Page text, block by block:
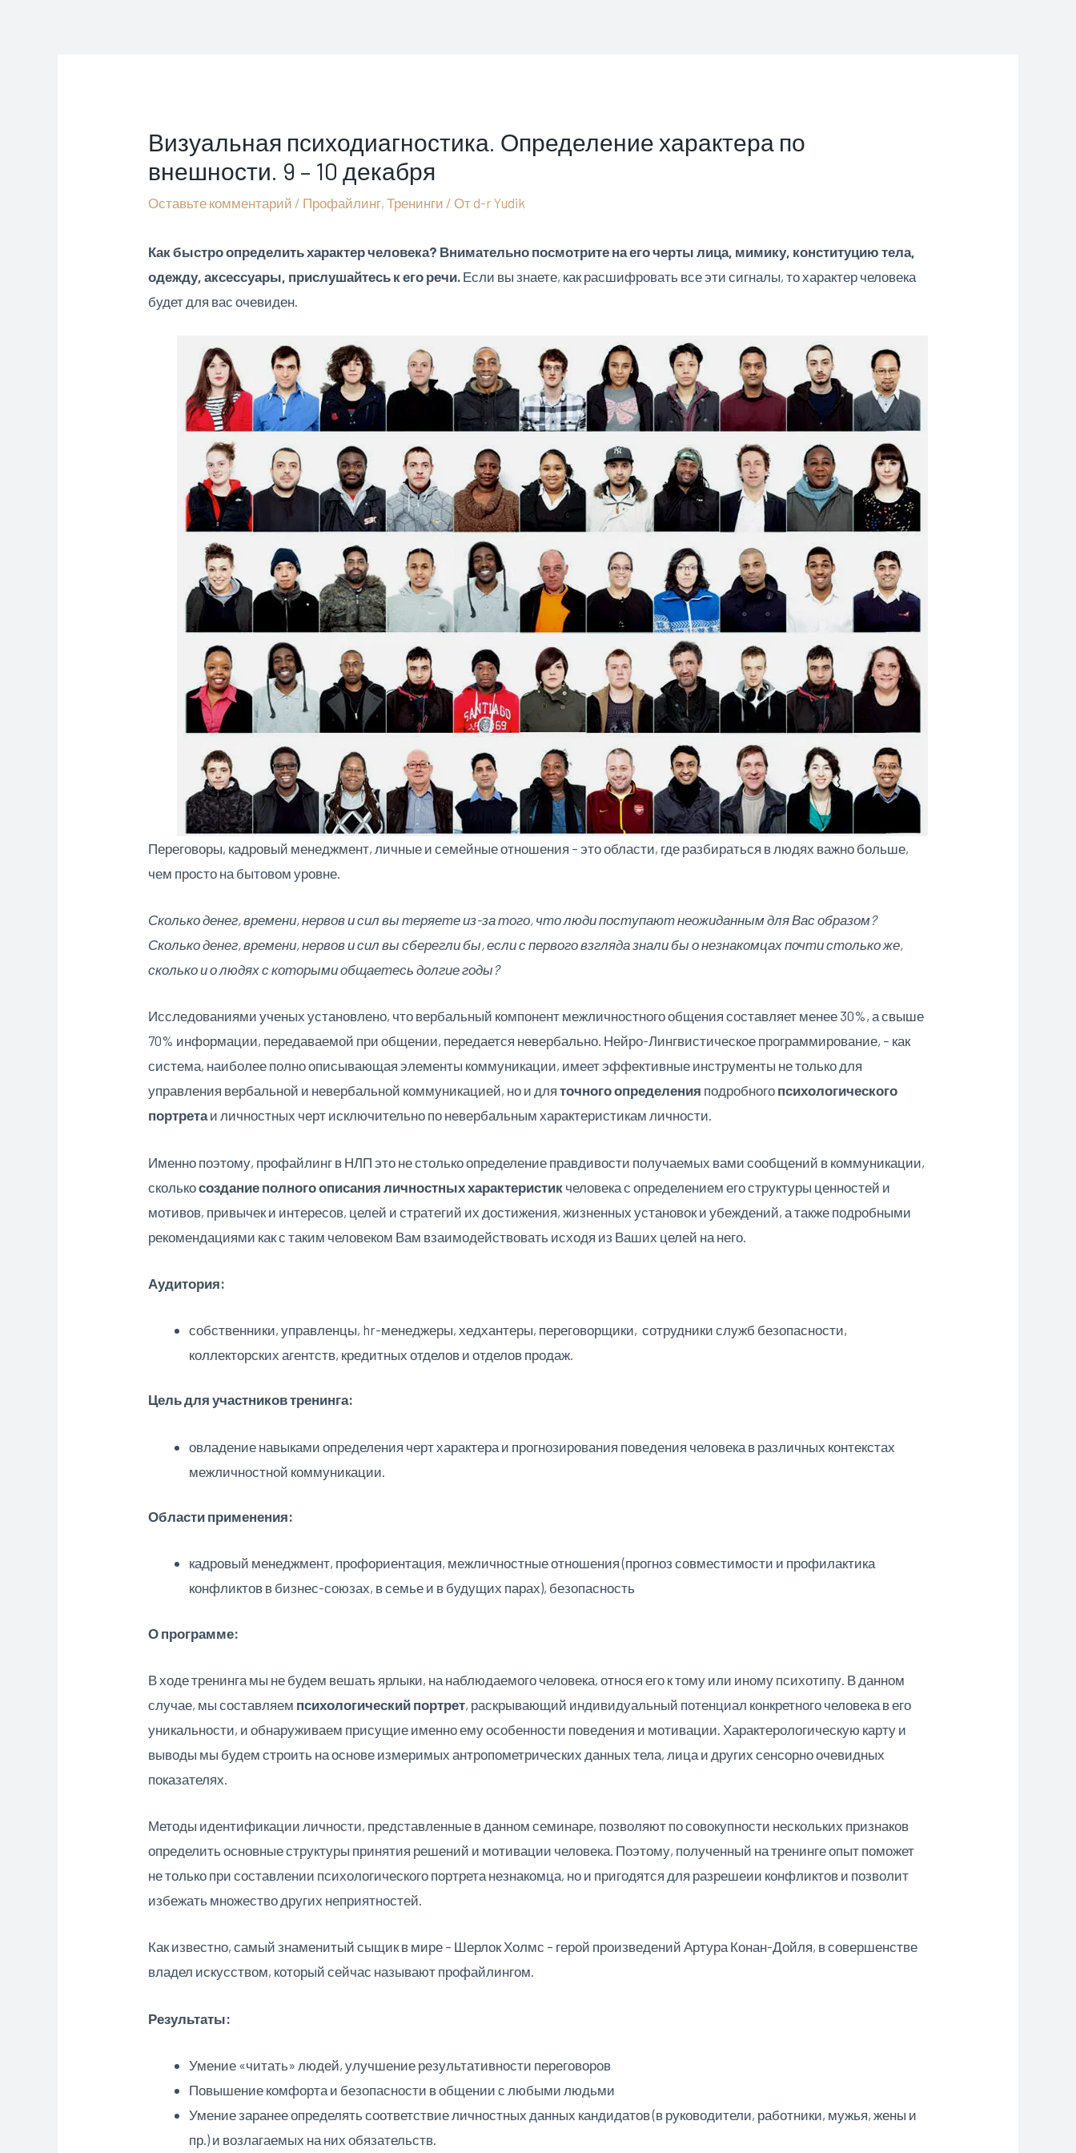
Визуальная психодиагностика. Определение характера по
внешности. 9 – 10 декабря
Оставьте комментарий / Профайлинг,Тренинги / Отd-r Yudik
Как быстро определить характер человека? Внимательно посмотрите на его черты лица, мимику, конституцию тела,
одежду, аксессуары, прислушайтесь к его речи. Если вы знаете, как расшифровать все эти сигналы, то характер человека
будет для вас очевиден.
Переговоры, кадровый менеджмент, личные и семейные отношения – это области, где разбираться в людях важно больше,
чем просто на бытовом уровне.
Сколько денег, времени, нервов и сил вы теряете из-за того, что люди поступают неожиданным для Вас образом?
Сколько денег, времени, нервов и сил вы сберегли бы, если с первого взглядазнали бы о незнакомцах почти столько же,
сколько и о людях с которыми общаетесь долгие годы?
Исследованиями ученых установлено, что вербальный компонент межличностного общения составляет менее 30%, а свыше
70% информации, передаваемой при общении, передается невербально. Нейро-Лингвистическое программирование, – как
система, наиболее полно описывающая элементы коммуникации, имеет эффективные инструменты не только для
управления вербальной и невербальной коммуникацией, но и дляточного определения подробного психологического
портретаи личностных черт исключительно по невербальным характеристикам личности.
Именно поэтому, профайлинг в НЛП это не столько определение правдивости получаемых вами сообщений в коммуникации,
сколькосоздание полного описания личностных характеристик человека с определением его структуры ценностей и
мотивов, привычек и интересов, целей и стратегий их достижения, жизненных установок и убеждений, а также подробными
рекомендациями как с таким человеком Вам взаимодействовать исходя из Ваших целей на него.
Аудитория:
собственники, управленцы, hr-менеджеры, хедхантеры, переговорщики, сотрудники служб безопасности,
коллекторских агентств, кредитных отделов и отделов продаж.
Цель для участников тренинга:
овладение навыками определения черт характера и прогнозирования поведения человека в различных контекстах
межличностной коммуникации.
Области применения:
кадровый менеджмент, профориентация, межличностные отношения (прогноз совместимости и профилактика
конфликтов в бизнес-союзах, в семье и в будущих парах), безопасность
О программе:
В ходе тренинга мы не будем вешать ярлыки, на наблюдаемого человека, относя его к тому или иному психотипу. В данном
случае, мы составляем психологический портрет, раскрывающий индивидуальный потенциал конкретного человека в его
уникальности, и обнаруживаем присущие именно ему особенности поведения и мотивации. Характерологическую карту и
выводы мы будем строить на основе измеримых антропометрических данных тела, лица и других сенсорно очевидных
показателях.
Методы идентификации личности, представленные в данном семинаре, позволяют по совокупности нескольких признаков
определить основные структуры принятия решений и мотивации человека. Поэтому, полученный на тренинге опыт поможет
не только при составлении психологического портрета незнакомца, но и пригодятся для разрешеии конфликтов и позволит
избежать множество других неприятностей.
Как известно, самый знаменитый сыщик в мире – Шерлок Холмс – герой произведений Артура Конан-Дойля, в совершенстве
владел искусством, который сейчас называют профайлингом.
Результаты:
Умение «читать» людей, улучшение результативности переговоров
Повышение комфорта и безопасности в общении с любыми людьми
Умение заранее определять соответствие личностных данных кандидатов (в руководители, работники, мужья, жены и
пр.) и возлагаемых на них обязательств.